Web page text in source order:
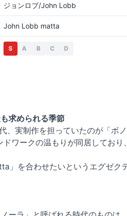
ジョンロブ/John Lobb
John Lobb matta
S A B C D
求められる季節
実制作を担っていたのが「ボノ
ワークの温もりが同居しており
」を合わせたいというエグゼク